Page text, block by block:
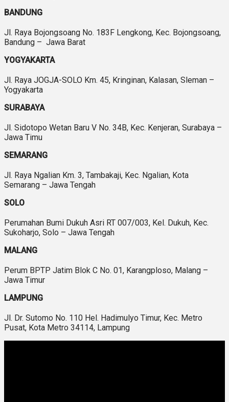
BANDUNG
Jl. Raya Bojongsoang No. 183F Lengkong, Kec. Bojongsoang,
Bandung – Jawa Barat
YOGYAKARTA
Jl. Raya JOGJA-SOLO Km. 45, Kringinan, Kalasan, Sleman –
Yogyakarta
SURABAYA
Jl. Sidotopo Wetan Baru V No. 34B, Kec. Kenjeran, Surabaya –
Jawa Timu
SEMARANG
Jl. Raya Ngalian Km. 3, Tambakaji, Kec. Ngalian, Kota
Semarang – Jawa Tengah
SOLO
Perumahan Bumi Dukuh Asri RT 007/003, Kel. Dukuh, Kec.
Sukoharjo, Solo – Jawa Tengah
MALANG
Perum BPTP Jatim Blok C No. 01, Karangploso, Malang –
Jawa Timur
LAMPUNG
Jl. Dr. Sutomo No. 110 Hel. Hadimulyo Timur, Kec. Metro
Pusat, Kota Metro 34114, Lampung